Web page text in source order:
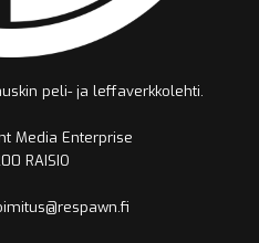
peli- ja leffaverkkolehti.
Media Enterprise
RAISIO